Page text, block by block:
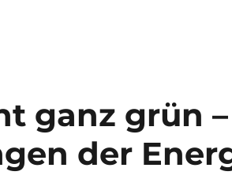
ganz grün –
der